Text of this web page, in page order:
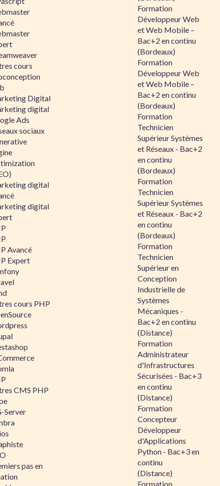
cours
Digital
digital
Ads
sociaux
digital
digital
Avancé
Expert
cours PHP
CMS PHP
Server
pas en
Formation
Développeur Web
et Web Mobile –
Bac+2 en continu
(Bordeaux)
Formation
Développeur Web
et Web Mobile –
Bac+2 en continu
(Bordeaux)
Formation
Technicien
Supérieur Systèmes
et Réseaux - Bac+2
en continu
(Bordeaux)
Formation
Technicien
Supérieur Systèmes
et Réseaux - Bac+2
en continu
(Bordeaux)
Formation
Technicien
Supérieur en
Conception
Industrielle de
Systèmes
Mécaniques -
Bac+2 en continu
(Distance)
Formation
Administrateur
d'Infrastructures
Sécurisées - Bac+3
en continu
(Distance)
Formation
Concepteur
Développeur
d'Applications
Python - Bac+3 en
continu
(Distance)
Formation